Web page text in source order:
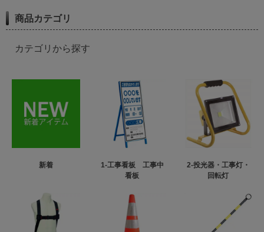
商品カテゴリ
カテゴリから探す
新着
1-工事看板 工事中
看板
2-投光器・工事灯・
回転灯